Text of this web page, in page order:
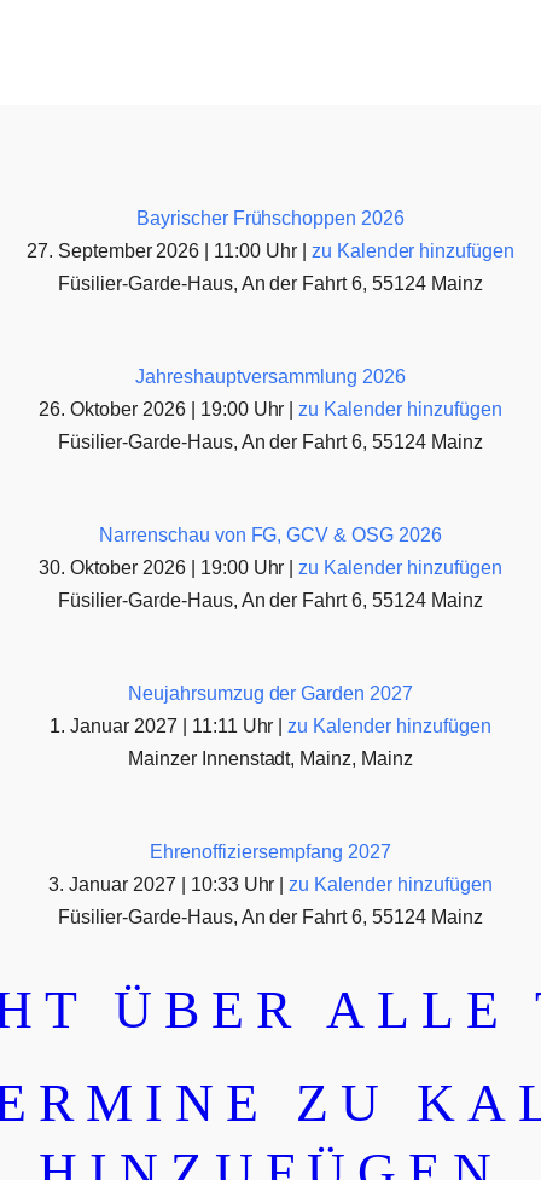
Bayrischer Frühschoppen 2026
27. September 2026 | 11:00 Uhr | zu Kalender hinzufügen
Füsilier-Garde-Haus, An der Fahrt 6, 55124 Mainz
Jahreshauptversammlung 2026
26. Oktober 2026 | 19:00 Uhr | zu Kalender hinzufügen
Füsilier-Garde-Haus, An der Fahrt 6, 55124 Mainz
Narrenschau von FG, GCV & OSG 2026
30. Oktober 2026 | 19:00 Uhr | zu Kalender hinzufügen
Füsilier-Garde-Haus, An der Fahrt 6, 55124 Mainz
Neujahrsumzug der Garden 2027
1. Januar 2027 | 11:11 Uhr | zu Kalender hinzufügen
Mainzer Innenstadt, Mainz, Mainz
Ehrenoffiziersempfang 2027
3. Januar 2027 | 10:33 Uhr | zu Kalender hinzufügen
Füsilier-Garde-Haus, An der Fahrt 6, 55124 Mainz
ÜBER ALLE
ZU